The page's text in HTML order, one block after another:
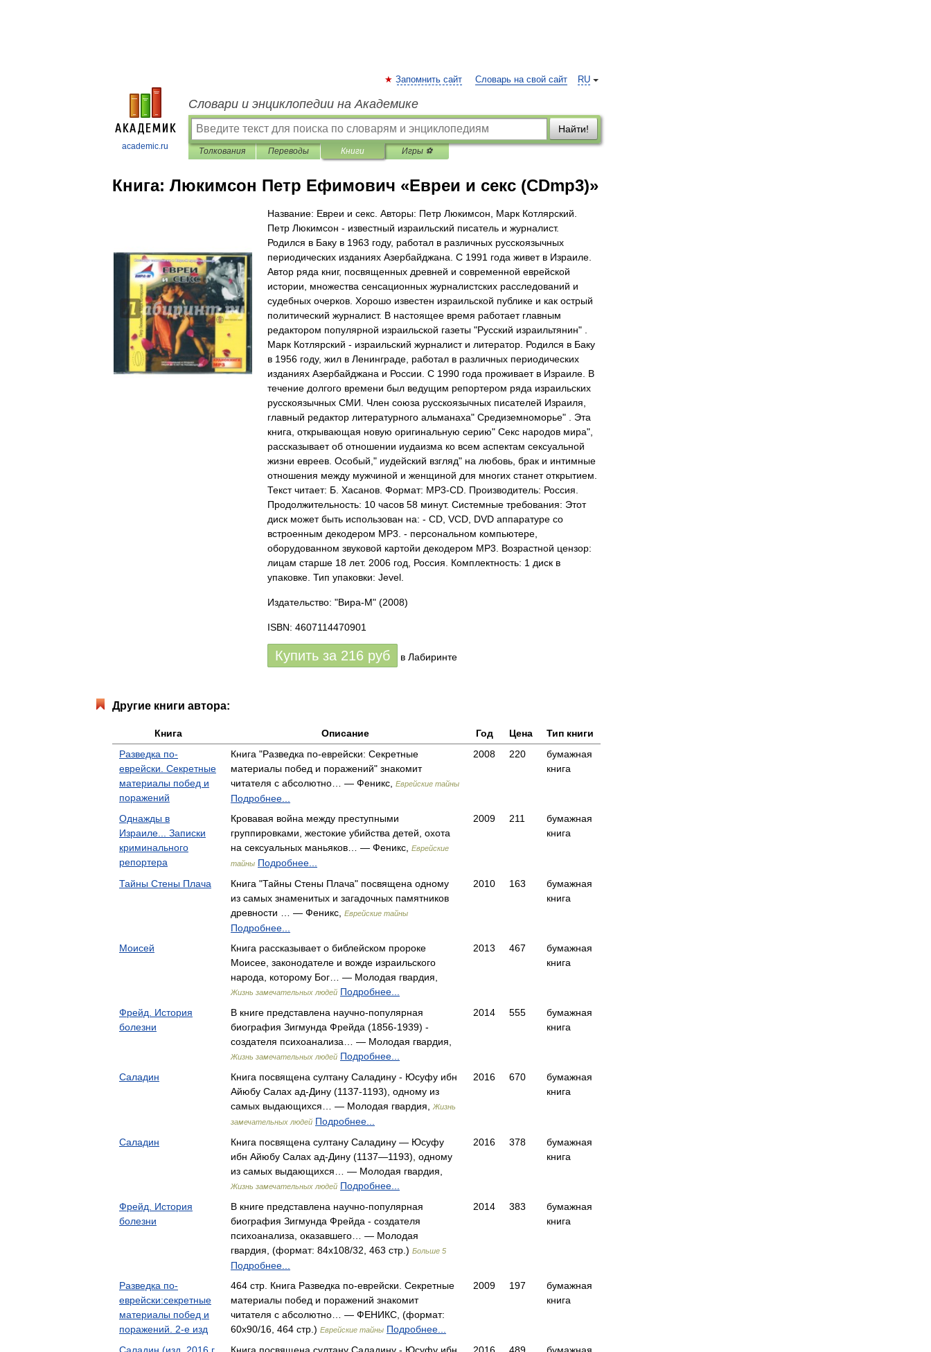
academic.ru
RU
Запомнить сайт Словарь на свой сайт
Словари и энциклопедии на Академике
Найти!
Толкования Переводы Книги Игры ⚽
Книга: Люкимсон Петр Ефимович «Евреи и секс (CDmp3)»
Название: Евреи и секс. Авторы: Петр Люкимсон, Марк Котлярский.
Петр Люкимсон - известный израильский писатель и журналист.
Родился в Баку в 1963 году, работал в различных русскоязычных
периодических изданиях Азербайджана. С 1991 года живет в Израиле.
Автор ряда книг, посвященных древней и современной еврейской
истории, множества сенсационных журналистских расследований и
судебных очерков. Хорошо известен израильской публике и как острый
политический журналист. В настоящее время работает главным
редактором популярной израильской газеты "Русский израильтянин" .
Марк Котлярский - израильский журналист и литератор. Родился в Баку
в 1956 году, жил в Ленинграде, работал в различных периодических
изданиях Азербайджана и России. С 1990 года проживает в Израиле. В
течение долгого времени был ведущим репортером ряда израильских
русскоязычных СМИ. Член союза русскоязычных писателей Израиля,
главный редактор литературного альманаха" Средиземноморье" . Эта
книга, открывающая новую оригинальную серию" Секс народов мира",
рассказывает об отношении иудаизма ко всем аспектам сексуальной
жизни евреев. Особый," иудейский взгляд" на любовь, брак и интимные
отношения между мужчиной и женщиной для многих станет открытием.
Текст читает: Б. Хасанов. Формат: MP3-CD. Производитель: Россия.
Продолжительность: 10 часов 58 минут. Системные требования: Этот
диск может быть использован на: - CD, VCD, DVD аппаратуре со
встроенным декодером MP3. - персональном компьютере,
оборудованном звуковой картойи декодером MP3. Возрастной цензор:
лицам старше 18 лет. 2006 год, Россия. Комплектность: 1 диск в
упаковке. Тип упаковки: Jevel.
Издательство: "Вира-М" (2008)
ISBN: 4607114470901
Купить за 216 руб в Лабиринте
Другие книги автора:
Книга Описание Год Цена
Тип книги
Разведка по-
еврейски. Секретные
материалы побед и
поражений
Книга "Разведка по-еврейски: Секретные
материалы побед и поражений" знакомит
читателя с абсолютно… — Феникс,
Еврейские тайны
Подробнее...
2008 220
бумажная
книга
Однажды в
Израиле... Записки
криминального
репортера
Кровавая война между преступными
группировками, жестокие убийства детей, охота
на сексуальных маньяков… — Феникс,
Еврейские
тайны Подробнее...
2009 211
бумажная
книга
Тайны Стены Плача
Книга "Тайны Стены Плача" посвящена одному
из самых знаменитых и загадочных памятников
древности … — Феникс,
Еврейские тайны
Подробнее...
2010 163
бумажная
книга
Моисей
Книга рассказывает о библейском пророке
Моисее, законодателе и вожде израильского
народа, которому Бог… — Молодая гвардия,
Жизнь замечательных людей Подробнее...
2013 467
бумажная
книга
Фрейд. История
болезни
В книге представлена научно-популярная
биография Зигмунда Фрейда (1856-1939) -
создателя психоанализа… — Молодая гвардия,
Жизнь замечательных людей Подробнее...
2014 555
бумажная
книга
Саладин
Книга посвящена султану Саладину - Юсуфу ибн
Айюбу Салах ад-Дину (1137-1193), одному из
самых выдающихся… — Молодая гвардия,
Жизнь
замечательных людей Подробнее...
2016 670
бумажная
книга
Саладин
Книга посвящена султану Саладину — Юсуфу
ибн Айюбу Салах ад-Дину (1137—1193), одному
из самых выдающихся… — Молодая гвардия,
Жизнь замечательных людей Подробнее...
2016 378
бумажная
книга
Фрейд. История
болезни
В книге представлена научно-популярная
биография Зигмунда Фрейда - создателя
психоанализа, оказавшего… — Молодая
гвардия, (формат: 84x108/32, 463 стр.) Больше 5
Подробнее...
2014 383
бумажная
книга
Разведка по-
еврейски:секретные
материалы побед и
поражений. 2-е изд
464 стр. Книга Разведка по-еврейски. Секретные
материалы побед и поражений знакомит
читателя с абсолютно… — ФЕНИКС, (формат:
60x90/16, 464 стр.) Еврейские тайны Подробнее...
2009 197
бумажная
книга